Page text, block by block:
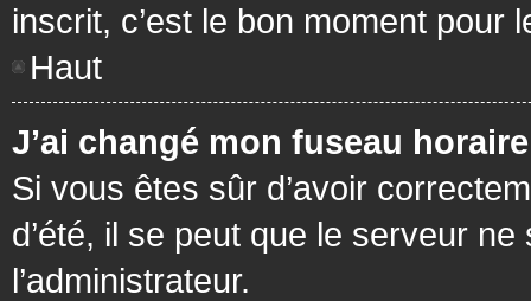
inscrit, c’est le bon moment pour
Haut
J’ai changé mon fuseau
Si vous êtes sûr d’avoir
d’été, il se peut que le serveur
l’administrateur.